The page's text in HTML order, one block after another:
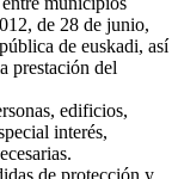
de 28 de junio,
de euskadi, así
prestación del
edificios,
interés,